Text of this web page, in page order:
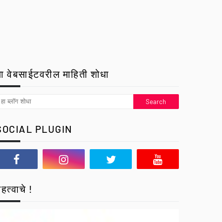
वेबसाईटवरील माहिती शोधा
PLUGIN
!